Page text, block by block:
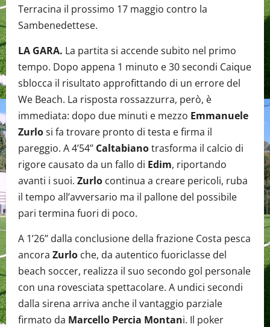
Terracina il prossimo 17 maggio contro la
Sambenedettese.
LA GARA. La partita si accende subito nel primo
tempo. Dopo appena 1 minuto e 30 secondi Caique
sblocca il risultato approfittando di un errore del
We Beach. La risposta rossazzurra, però, è
immediata: dopo due minuti e mezzo Emmanuele
Zurlosi fa trovare pronto di testa e firma il
pareggio. A 4’54’’ Caltabianotrasforma il calcio di
rigore causato da un fallo di Edim, riportando
avanti i suoi. Zurlo continua a creare pericoli, ruba
il tempo all’avversario ma il pallone del possibile
pari termina fuori di poco.
A 1’26’’ dalla conclusione della frazione Costa pesca
ancora Zurlo che, da autentico fuoriclasse del
beach soccer, realizza il suo secondo gol personale
con una rovesciata spettacolare. A undici secondi
dalla sirena arriva anche il vantaggio parziale
firmato da Marcello Percia Montani. Il poker